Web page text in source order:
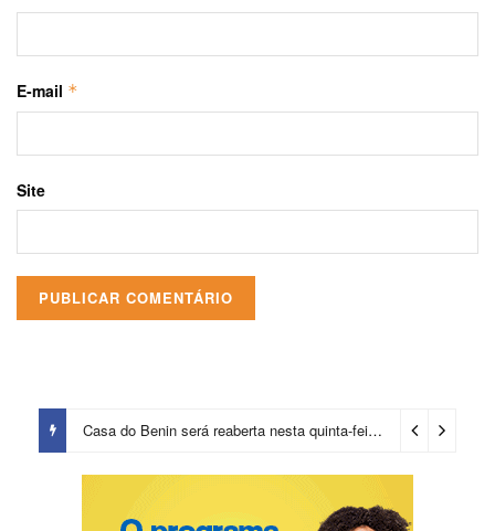
E-mail *
Site
Casa do Benin será reaberta nesta quinta-feira (6) 16 horas ago